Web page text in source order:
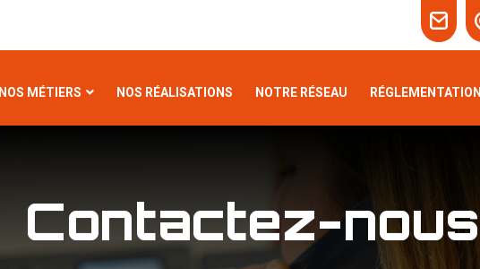
NOS MÉTIERS NOS RÉALISATIONS NOTRE RÉSEAU RÉGLEMENTATION
Contactez-nous